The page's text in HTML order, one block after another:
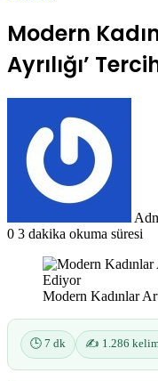
Modern
Ayrılığı’
0 3 dakika okuma süresi
Modern Kadınlar
🕒 7 dk ✍️ 1.286